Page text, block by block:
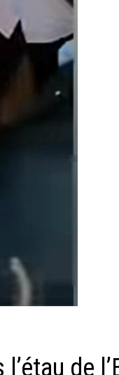
l’étau de